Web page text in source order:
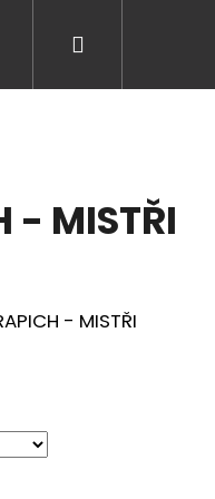
Přihlášení
MISTŘI
- MISTŘI